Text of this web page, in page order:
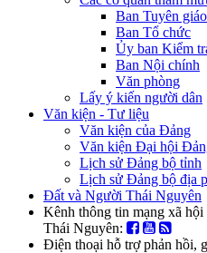
Ban Tuyên
Ban Tổ chức
Ủy ban Kiểm
Ban Nội chính
Văn phòng
Lấy ý kiến người dân
Văn kiện - Tư liệu
Văn kiện của Đảng
Văn kiện Đại hội
Lịch sử Đảng bộ tỉnh
Lịch sử Đảng bộ địa
Đất và Người Thái Nguyên
Kênh thông tin mạng xã
Thái Nguyên:
Điện thoại hỗ trợ phản hồi,